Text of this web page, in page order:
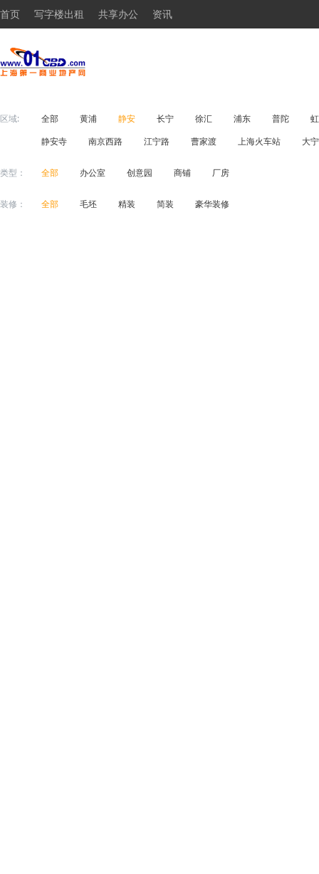
首页 写字楼出租 共享办公 资讯
区域: 全部 黄浦 静安 长宁 徐汇 浦东 普陀
静安寺
南京西路 江宁路 曹家渡 上海火车站 大宁
类型： 全部 办公室 创意园 商铺 厂房
装修： 全部 毛坯 精装 简装 豪华装修